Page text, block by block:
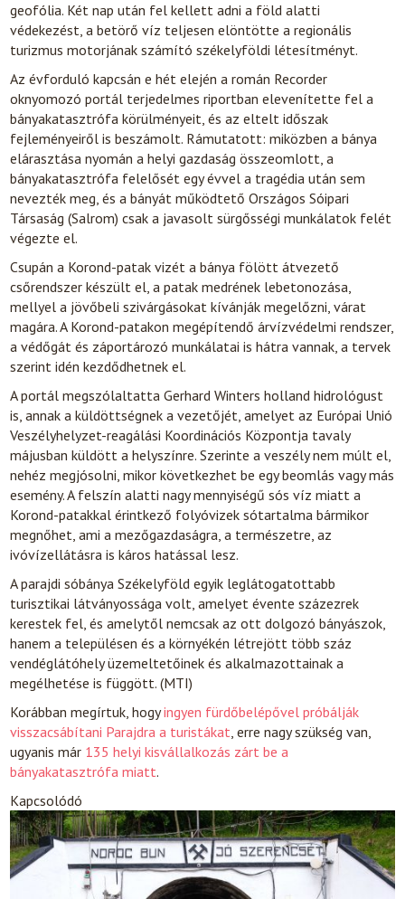
geofólia. Két nap után fel kellett adni a föld alatti
védekezést, a betörő víz teljesen elöntötte a regionális
turizmus motorjának számító székelyföldi létesítményt.
Az évforduló kapcsán e hét elején a román Recorder
oknyomozó portál terjedelmes riportban elevenítette fel a
bányakatasztrófa körülményeit, és az eltelt időszak
fejleményeiről is beszámolt. Rámutatott: miközben a bánya
elárasztása nyomán a helyi gazdaság összeomlott, a
bányakatasztrófa felelősét egy évvel a tragédia után sem
nevezték meg, és a bányát működtető Országos Sóipari
Társaság (Salrom) csak a javasolt sürgősségi munkálatok felét
végezte el.
Csupán a Korond-patak vizét a bánya fölött átvezető
csőrendszer készült el, a patak medrének lebetonozása,
mellyel a jövőbeli szivárgásokat kívánják megelőzni, várat
magára. A Korond-patakon megépítendő árvízvédelmi rendszer,
a védőgát és záportározó munkálatai is hátra vannak, a tervek
szerint idén kezdődhetnek el.
A portál megszólaltatta Gerhard Winters holland hidrológust
is, annak a küldöttségnek a vezetőjét, amelyet az Európai Unió
Veszélyhelyzet-reagálási Koordinációs Központja tavaly
májusban küldött a helyszínre. Szerinte a veszély nem múlt el,
nehéz megjósolni, mikor következhet be egy beomlás vagy más
esemény. A felszín alatti nagy mennyiségű sós víz miatt a
Korond-patakkal érintkező folyóvizek sótartalma bármikor
megnőhet, ami a mezőgazdaságra, a természetre, az
ivóvízellátásra is káros hatással lesz.
A parajdi sóbánya Székelyföld egyik leglátogatottabb
turisztikai látványossága volt, amelyet évente százezrek
kerestek fel, és amelytől nemcsak az ott dolgozó bányászok,
hanem a településen és a környékén létrejött több száz
vendéglátóhely üzemeltetőinek és alkalmazottainak a
megélhetése is függött. (MTI)
Korábban megírtuk, hogyingyen fürdőbelépővel próbálják
visszacsábítani Parajdra a turistákat, erre nagy szükség van,
ugyanis már 135 helyi kisvállalkozás zárt be a
bányakatasztrófa miatt.
Kapcsolódó